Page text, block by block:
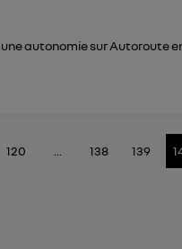
autonomie sur Autoroute
120 138 139